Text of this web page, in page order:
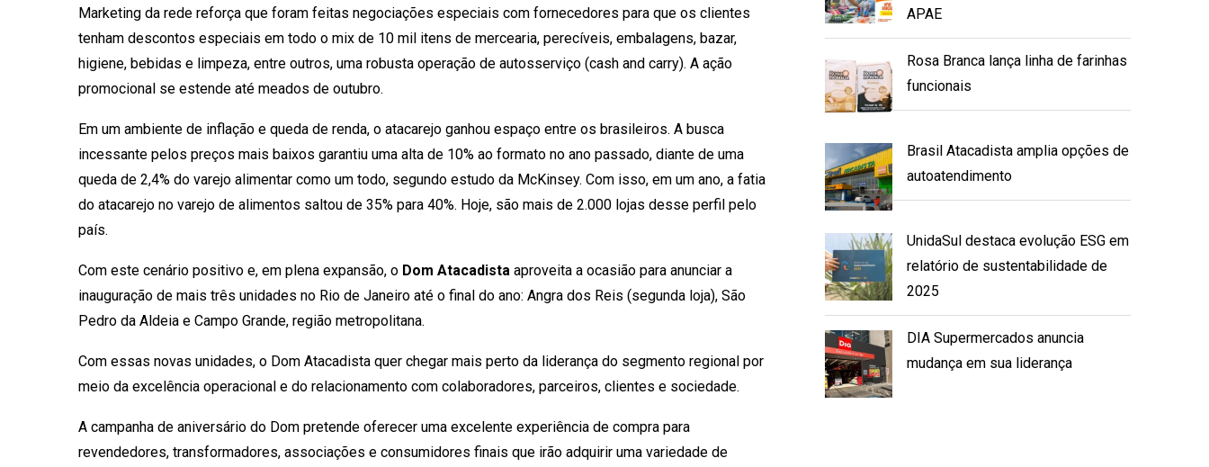
Marketing da rede reforça que foram feitas negociações especiais com fornecedores para que os clientes
tenham descontos especiais em todo o mix de 10 mil itens de mercearia, perecíveis, embalagens, bazar,
higiene, bebidas e limpeza, entre outros, uma robusta operação de autosserviço (cash and carry). A ação
promocional se estende até meados de outubro.
Em um ambiente de inflação e queda de renda, o atacarejo ganhou espaço entre os brasileiros. A busca
incessante pelos preços mais baixos garantiu uma alta de 10% ao formato no ano passado, diante de uma
queda de 2,4% do varejo alimentar como um todo, segundo estudo da McKinsey. Com isso, em um ano, a fatia
do atacarejo no varejo de alimentos saltou de 35% para 40%. Hoje, são mais de 2.000 lojas desse perfil pelo
país.
Com este cenário positivo e, em plena expansão, o Dom Atacadista aproveita a ocasião para anunciar a
inauguração de mais três unidades no Rio de Janeiro até o final do ano: Angra dos Reis (segunda loja), São
Pedro da Aldeia e Campo Grande, região metropolitana.
Com essas novas unidades, o Dom Atacadista quer chegar mais perto da liderança do segmento regional por
meio da excelência operacional e do relacionamento com colaboradores, parceiros, clientes e sociedade.
A campanha de aniversário do Dom pretende oferecer uma excelente experiência de compra para
revendedores, transformadores, associações e consumidores finais que irão adquirir uma variedade de
APAE
Rosa Branca lança linha de farinhas
funcionais
Brasil Atacadista amplia opções de
autoatendimento
UnidaSul destaca evolução ESG em
relatório de sustentabilidade de
2025
DIA Supermercados anuncia
mudança em sua liderança